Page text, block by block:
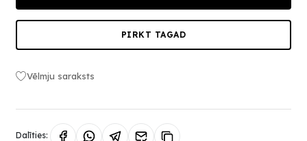
PIRKT TAGAD
Vēlmju saraksts
Dalīties: